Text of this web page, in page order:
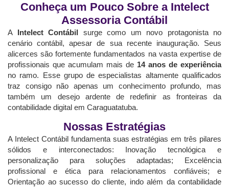
Conheça um Pouco Sobre a Intelect
Assessoria Contábil
A Intelect Contábil surge como um novo protagonista no
cenário contábil, apesar de sua recente inauguração. Seus
alicerces são fortemente fundamentados na vasta expertise de
profissionais que acumulam mais de 14 anos de experiência
no ramo. Esse grupo de especialistas altamente qualificados
traz consigo não apenas um conhecimento profundo, mas
também um desejo ardente de redefinir as fronteiras da
contabilidade digital em Caraguatatuba.
Nossas Estratégias
A Intelect Contábil fundamenta suas estratégias em três pilares
sólidos e interconectados: Inovação tecnológica e
personalização para soluções adaptadas; Excelência
profissional e ética para relacionamentos confiáveis; e
Orientação ao sucesso do cliente, indo além da contabilidade